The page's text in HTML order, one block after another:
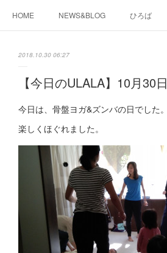
HOME NEWS&BLOG ひろば
2018.10.30 06:27
【今日のULALA】10月30日
今日は、骨盤ヨガ&ズンバの日でした。
楽しくほぐれました。